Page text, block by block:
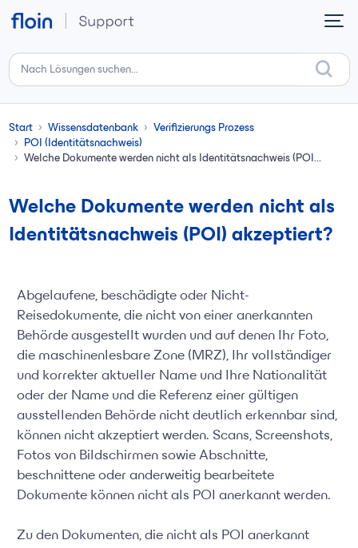
Zum hauptsächlichen Inhalt gehen
Start Wissensdatenbank
Verifizierungs Prozess
POI (Identitätsnachweis)
Welche Dokumente werden nicht als Identitätsnachweis (POI...
Welche Dokumente werden nicht als
Identitätsnachweis (POI) akzeptiert?
Abgelaufene, beschädigte oder Nicht-
Reisedokumente, die nicht von einer anerkannten
Behörde ausgestellt wurden und auf denen Ihr Foto,
die maschinenlesbare Zone (MRZ), Ihr vollständiger
und korrekter aktueller Name und Ihre Nationalität
oder der Name und die Referenz einer gültigen
ausstellenden Behörde nicht deutlich erkennbar sind,
können nicht akzeptiert werden. Scans, Screenshots,
Fotos von Bildschirmen sowie Abschnitte,
beschnittene oder anderweitig bearbeitete
Dokumente können nicht als POI anerkannt werden.
Zu den Dokumenten, die nicht als POI anerkannt